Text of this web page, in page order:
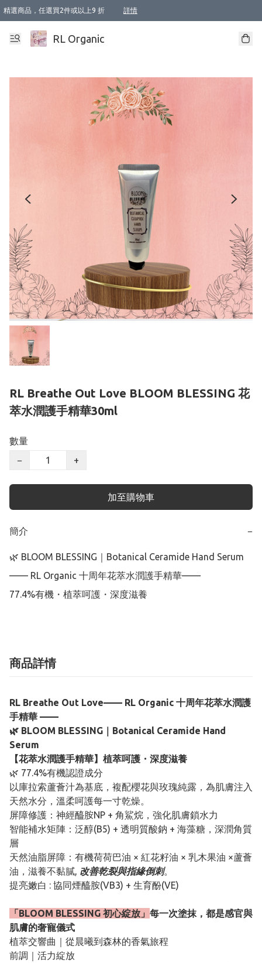
精選商品，任選買2件或以上9 折 詳情
XI周年優惠【新品自由選2件88折/3件85折】
XI周年優惠【Chakra 脈輪平衡自由選2件9折/3件85折/5件8折】
Florame 肌底自由選 2支9折 3支85折
XI周年優惠【蟲蟲退散 · 防衛結界﹞系列2件9折】
Sunki 任選2件95折
BIOFFICINA TOSCANA 任選2支9折 3支85折
Lamav 任選1件9折 2件85折
Mukti Organics 指定產品任選1件9折, 2件88折 3件85折
Intelligent Nutrients Skincare 任選2件9折
deodorant 任選2件88折
化妝品 任選2件95折
XI周年優惠【身心靈單品 任選2件9折/3件85折/5件8折】
XI周年優惠 【精油/香水 任選2件9折/3件85折/5件8折】
XI周年優惠【「關節到肌膚」全效養護 BODY OIL 組2件88折/3件85折】
XI周年優惠【夏日有機物理防曬套裝2件88折】
XI周年優惠【夏日潔面隨意選2件88折/3件85折】
XI周年優惠【逆齡奇蹟抗氧 11 自由選2件88折/3件85折/4件或以上8折】
新會員首次購物即享全單 95 折優惠！
成為VIP / VVIP 可享有生日月現金扣減獎賞優惠 !! 記得去賬户資料填上生日日期啦 !
選用順豐速運，滿$500 免運費
本地速遞 京東 送住宅/ 工商地址 $400 免運費
澳門訂單選用順豐速運，滿$800 免運費
RL Organic
RL Breathe Out Love BLOOM BLESSING 花
萃水潤護手精華30ml
數量
−
+
加至購物車
簡介 −
🌿 BLOOM BLESSING｜Botanical Ceramide Hand Serum
—— RL Organic 十周年花萃水潤護手精華——
商品詳情
RL Breathe Out Love—— RL Organic 十周年花萃水潤護
手精華 ——
🌿 BLOOM BLESSING｜Botanical Ceramide Hand
Serum
【花萃水潤護手精華】植萃呵護・深度滋養
🌿 77.4%有機認證成分
以庫拉索蘆薈汁為基底，複配櫻花與玫瑰純露，為肌膚注入
天然水分，溫柔呵護每一寸乾燥。
屏障修護：神經醯胺NP + 角鯊烷，強化肌膚鎖水力
智能補水矩陣：泛醇(B5) + 透明質酸鈉 + 海藻糖，深潤角質
層
天然油脂屏障：有機荷荷巴油 × 紅花籽油 × 乳木果油 ×蘆薈
油，滋養不黏膩, 改善乾裂與指緣倒刺。
提亮嫩白 : 協同煙醯胺(VB3) + 生育酚(VE)
「BLOOM BLESSING 初心綻放」 每一次塗抹，都是感官與
肌膚的奢寵儀式
植萃交響曲｜從晨曦到森林的香氣旅程
前調｜活力綻放